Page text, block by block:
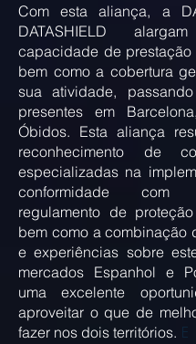
Com esta aliança, a
DATASHIELD
capacidade de prestação
bem como a cobertura
sua atividade,
presentes em
Óbidos. Esta aliança
reconhecimento de
especializadas na
conformidade
regulamento de
bem como a combinação
e experiências sobre
mercados Espanhol e
uma excelente
aproveitar o que de
fazer nos dois territórios. E